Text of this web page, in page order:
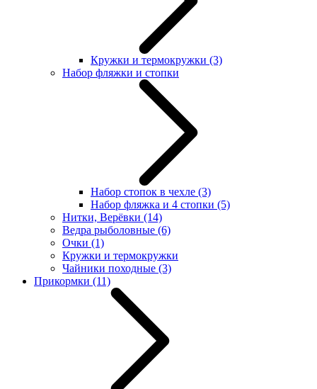
Кружки и термокружки (3)
Набор фляжки и стопки
Набор стопок в чехле (3)
Набор фляжка и 4 стопки (5)
Нитки, Верёвки (14)
Ведра рыболовные (6)
Очки (1)
Кружки и термокружки
Чайники походные (3)
Прикормки (11)